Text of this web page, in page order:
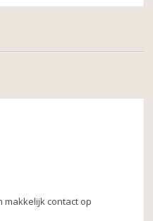
makkelijk contact op